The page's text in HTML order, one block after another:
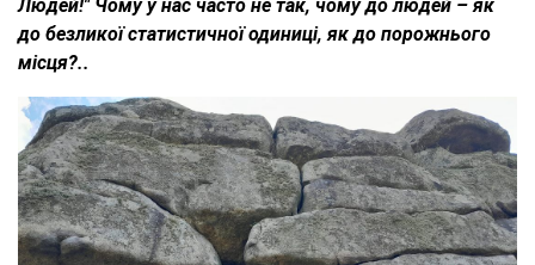
Людей!" Чому у нас часто не так, чому до людей – як
до безликої статистичної одиниці, як до порожнього
місця?..